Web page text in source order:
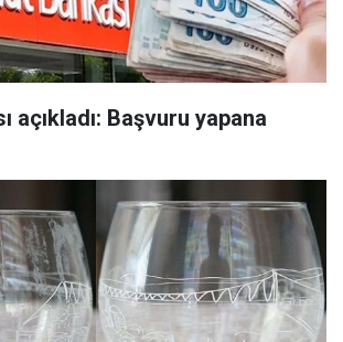
açıkladı: Başvuru yapana